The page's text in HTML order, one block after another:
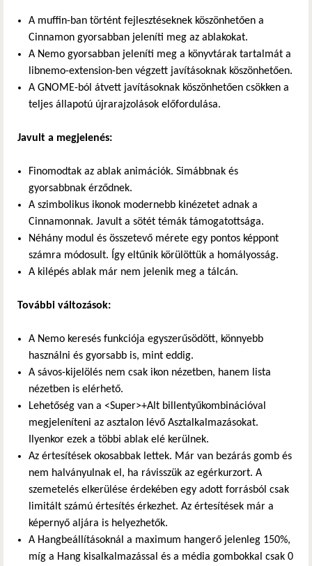
A muffin-ban történt fejlesztéseknek köszönhetően a
Cinnamon gyorsabban jeleníti meg az ablakokat.
A Nemo gyorsabban jeleníti meg a könyvtárak tartalmát a
libnemo-extension-ben végzett javításoknak köszönhetően.
A GNOME-ból átvett javításoknak köszönhetően csökken a
teljes állapotú újrarajzolások előfordulása.
Javult a megjelenés:
Finomodtak az ablak animációk. Simábbnak és
gyorsabbnak érződnek.
A szimbolikus ikonok modernebb kinézetet adnak a
Cinnamonnak. Javult a sötét témák támogatottsága.
Néhány modul és összetevő mérete egy pontos képpont
számra módosult. Így eltűnik körülöttük a homályosság.
A kilépés ablak már nem jelenik meg a tálcán.
További változások:
A Nemo keresés funkciója egyszerűsödött, könnyebb
használni és gyorsabb is, mint eddig.
A sávos-kijelölés nem csak ikon nézetben, hanem lista
nézetben is elérhető.
Lehetőség van a <Super>+Alt billentyűkombinációval
megjeleníteni az asztalon lévő Asztalkalmazásokat.
Ilyenkor ezek a többi ablak elé kerülnek.
Az értesítések okosabbak lettek. Már van bezárás gomb és
nem halványulnak el, ha rávisszük az egérkurzort. A
szemetelés elkerülése érdekében egy adott forrásból csak
limitált számú értesítés érkezhet. Az értesítések már a
képernyő aljára is helyezhetők.
A Hangbeállításoknál a maximum hangerő jelenleg 150%,
míg a Hang kisalkalmazással és a média gombokkal csak 0